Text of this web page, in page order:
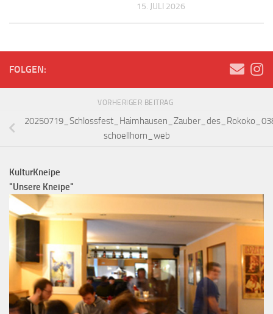
15. JULI 2026
FOLGEN:
VORHERIGER BEITRAG
schoellhorn_web
KulturKneipe
"Unsere Kneipe"